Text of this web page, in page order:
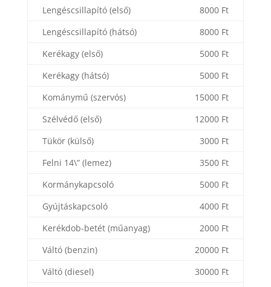
Lengéscsillapító (első)
8000 Ft
Lengéscsillapító (hátsó)
8000 Ft
Kerékagy (első)
5000 Ft
Kerékagy (hátsó)
5000 Ft
Kománymű (szervós)
15000 Ft
Szélvédő (első)
12000 Ft
Tükör (külső)
3000 Ft
Felni 14\” (lemez)
3500 Ft
Kormánykapcsoló
5000 Ft
Gyújtáskapcsoló
4000 Ft
Kerékdob-betét (műanyag)
2000 Ft
Váltó (benzin)
20000 Ft
Váltó (diesel)
30000 Ft